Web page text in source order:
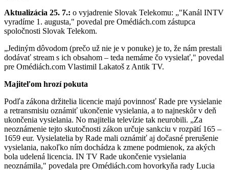
Aktualizácia 25. 7.: o vyjadrenie Slovak Telekomu: „"Kanál INTV
vyradíme 1. augusta," povedal pre Omédiách.com zástupca
spoločnosti Slovak Telekom.
„Jediným dôvodom (prečo už nie je v ponuke) je to, že nám prestali
dodávať stream s ich obsahom – teda nemáme čo vysielať," povedal
pre Omédiách.com Vlastimil Lakatoš z Antik TV.
Majiteľom hrozí pokuta
Podľa zákona držitelia licencie majú povinnosť Rade pre vysielanie
a retransmisiu oznámiť ukončenie vysielania, a to najneskôr v deň
ukončenia vysielania. No majitelia televízie tak neurobili. „Za
neoznámenie tejto skutočnosti zákon určuje sankciu v rozpätí 165 –
1659 eur. Vysielatelia by Rade mali oznámiť aj dočasné prerušenie
vysielania, nakoľko ním dochádza k zmene podmienok, za akých
bola udelená licencia. IN TV Rade ukončenie vysielania
neoznámila," povedala pre Omédiách.com hovorkyňa rady Lucia